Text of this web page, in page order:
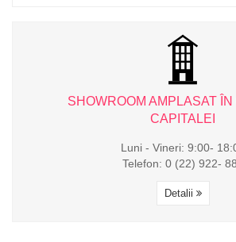
SHOWROOM AMPLASAT
CAPITALEI
Luni - Vineri: 9:00-
Telefon: 0 (22) 922-
Detalii